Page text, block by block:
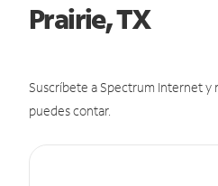
Prairie, TX
Suscríbete a Spectrum Internet y
puedes contar.